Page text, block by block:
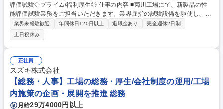
評価試験◇プライム/福利厚生◎ 仕事の内容 ■菊川工場にて、新製品の性
能評価試験業務をご担当いただきます。業界屈指の試験設備を駆使し、徹
底的に製品を検査しています。 【具体例】 ■ISO17025に基づく受託試験
の実施と事務局■試験成績書発行 ■製品規格に定められた機械的評価試験
の実施 ■PL審査、DR参画、校正主管部門 など 【主な試験業務】 ■機械的
な評価試験（耐震試験、風雨性能評価試験、防水・防塵性能評価等） 募集
職種 【静岡・菊川】製品試験職/新製品の性能評価試験◇プライム/福利厚
生◎
業界未経験歓迎 年間休日120日以上 退職金あり
完全週休2日制
土日祝休み
正社員
スズキ株式会社
【総務・人事】工場の総務・厚生/会社制度の運用/工場
内施策の企画・展開を推進 総務
月給29万4000円以上